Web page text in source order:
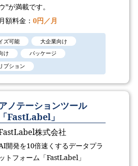
”が満載です。
月額料金： 0円／月
ズ可能
大企業向け
け
パッケージ
プション
ノテーションツール
「FastLabel」
株式会社
開発を10倍速くするデータプラ
ットフォーム「FastLabel」